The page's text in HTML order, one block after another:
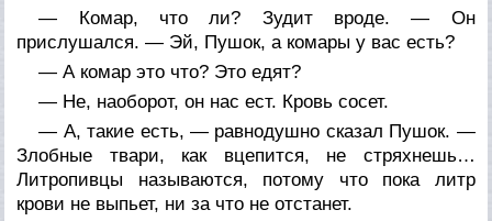
— Комар, что ли? Зудит вроде. — Он
прислушался. — Эй, Пушок, а комары у вас есть?
— А комар это что? Это едят?
— Не, наоборот, он нас ест. Кровь сосет.
— А, такие есть, — равнодушно сказал Пушок. —
Злобные твари, как вцепится, не стряхнешь…
Литропивцы называются, потому что пока литр
крови не выпьет, ни за что не отстанет.